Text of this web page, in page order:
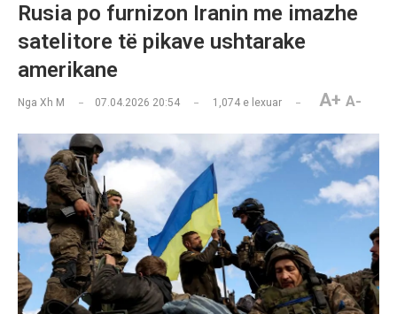
Rusia po furnizon Iranin me imazhe
satelitore të pikave ushtarake
amerikane
Nga Xh M 07.04.2026 20:54 1,074 e lexuar A+ A-